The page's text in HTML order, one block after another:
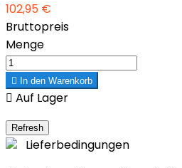
102,95 €
Bruttopreis
Menge
 In den Warenkorb
 Auf Lager
Lieferbedingungen